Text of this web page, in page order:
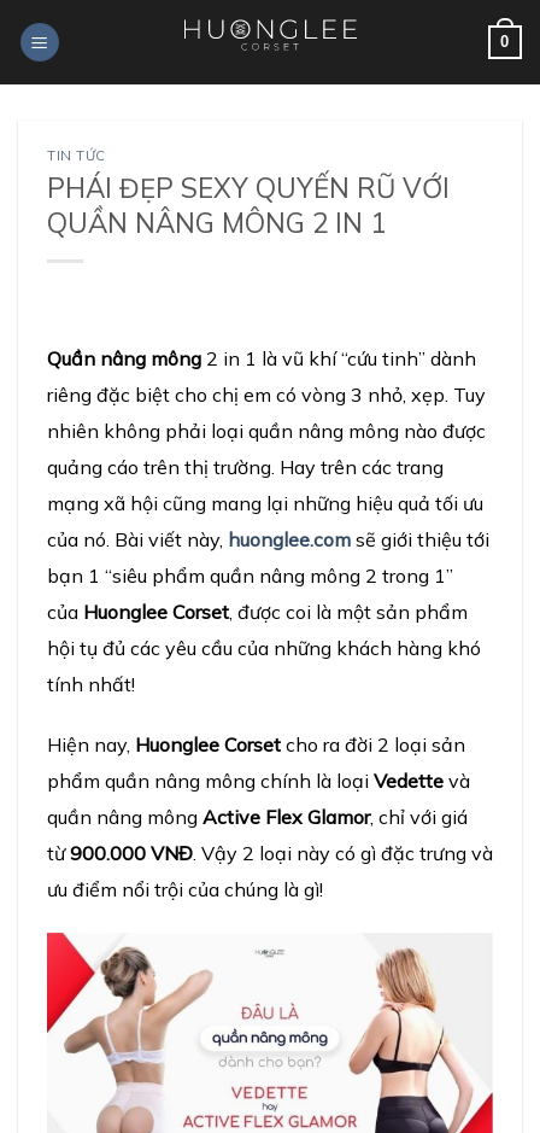
0
TIN TỨC
PHÁI ĐẸP SEXY QUYẾN RŨ VỚI
QUẦN NÂNG MÔNG 2 IN 1
Quần nâng mông 2 in 1 là vũ khí “cứu tinh” dành
riêng đặc biệt cho chị em có vòng 3 nhỏ, xẹp. Tuy
nhiên không phải loại quần nâng mông nào được
quảng cáo trên thị trường. Hay trên các trang
mạng xã hội cũng mang lại những hiệu quả tối ưu
của nó. Bài viết này, huonglee.com sẽ giới thiệu tới
bạn 1 “siêu phẩm quần nâng mông 2 trong 1”
của Huonglee Corset , được coi là một sản phẩm
hội tụ đủ các yêu cầu của những khách hàng khó
tính nhất!
Hiện nay, Huonglee Corset cho ra đời 2 loại sản
phẩm quần nâng mông chính là loại Vedette và
quần nâng mông Active Flex Glamor, chỉ với giá
từ900.000 VNĐ. Vậy 2 loại này có gì đặc trưng và
ưu điểm nổi trội của chúng là gì!